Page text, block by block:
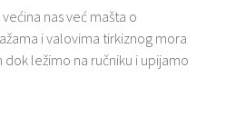
nas već mašta o
i valovima tirkiznog mora
dok ležimo na ručniku i upijamo